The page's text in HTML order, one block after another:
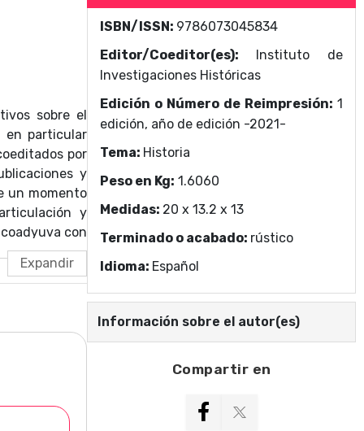
sobre el
en particular
por
y
un momento
y
con
numerosas
historia.
ISBN/ISSN: 9786073045834
Editor/Coeditor(es): Instituto de
Investigaciones Históricas
Edición o Número de Reimpresión: 1
edición, año de edición -2021-
Tema: Historia
Peso en Kg: 1.6060
Medidas: 20 x 13.2 x 13
Terminado o acabado: rústico
Idioma: Español
Información sobre el autor(es)
Compartir en